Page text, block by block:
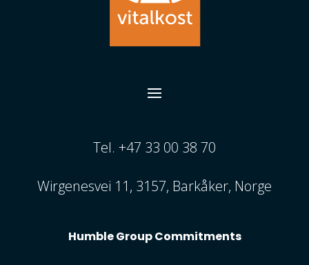
Tel. +47 33 00 38 70
Wirgenesvei 11, 3157, Barkåker, Norge
Humble Group Commitments